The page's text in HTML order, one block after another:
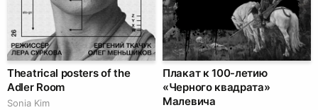
Theatrical posters of the
Adler Room
Sonia Kim
Плакат к 100-летию
«Черного квадрата»
Малевича